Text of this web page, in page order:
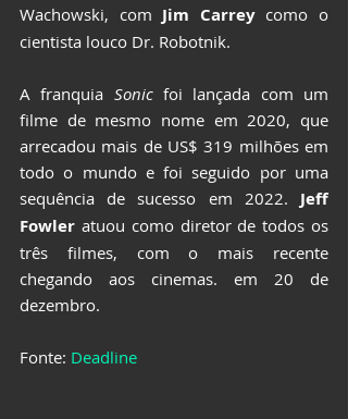
Wachowski, com Jim Carrey como o
cientista louco Dr. Robotnik.
A franquia Sonic foi lançada com um
filme de mesmo nome em 2020, que
arrecadou mais de US$ 319 milhões em
todo o mundo e foi seguido por uma
sequência de sucesso em 2022. Jeff
Fowler atuou como diretor de todos os
três filmes, com o mais recente
chegando aos cinemas. em 20 de
dezembro.
Fonte: Deadline